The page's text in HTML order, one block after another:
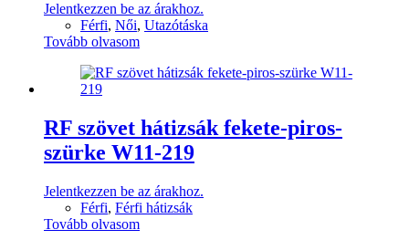
Jelentkezzen be az árakhoz.
Férfi, Női, Utazótáska
Tovább olvasom
RF szövet hátizsák fekete-piros-
szürke W11-219
Jelentkezzen be az árakhoz.
Férfi, Férfi hátizsák
Tovább olvasom